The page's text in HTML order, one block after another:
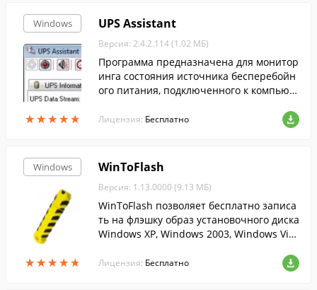
Windows
★★★★★
★★★★★
UPS Assistant
Версия: 2.4.2.114 (1.02 МБ)
Программа предназначена для монитор
инга состояния источника бесперебойн
ого питания, подключенного к компьют
ивающего протокол Megatec.
Лицензия: Бесплатно
Windows
★★★★★
★★★★★
WinToFlash
Версия: 1.13.0000 (9.13 МБ)
WinToFlash позволяет бесплатно записа
ть на флэшку образ установочного диска
Windows XP, Windows 2003, Windows Vist
Лицензия: Бесплатно